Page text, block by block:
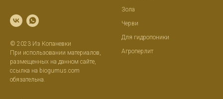
© 2023 Из Копаневки
При использовании материалов,
размещенных на данном сайте,
ссылка на biogumus.com
обязательна.
Зола
Черви
Для гидропоники
Агроперлит